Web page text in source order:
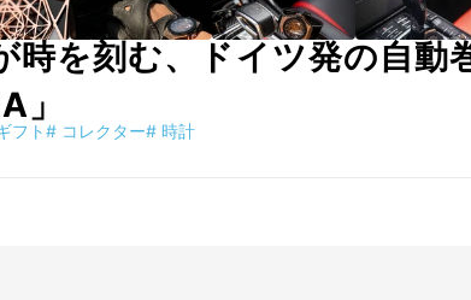
時を刻む、ドイツ発の自動
」
フト# コレクター# 時計